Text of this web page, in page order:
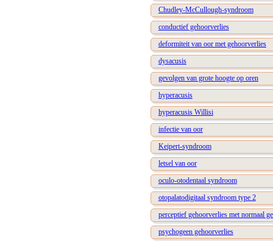
Chudley-McCullough-syndroom
conductief gehoorverlies
deformiteit van oor met gehoorverlies
dysacusis
gevolgen van grote hoogte op oren
hyperacusis
hyperacusis Willisi
infectie van oor
Keipert-syndroom
letsel van oor
oculo-otodentaal syndroom
otopalatodigitaal syndroom type 2
perceptief gehoorverlies met normaal
psychogeen gehoorverlies